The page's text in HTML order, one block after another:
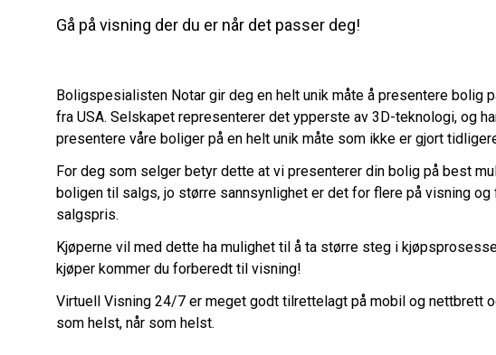
Gå på visning der du er når det passer deg!
Boligspesialisten Notar gir deg en helt unik måte å presentere bolig
fra USA. Selskapet representerer det ypperste av 3D-teknologi, og
presentere våre boliger på en helt unik måte som ikke er gjort
For deg som selger betyr dette at vi presenterer din bolig på best
boligen til salgs, jo større sannsynlighet er det for flere på visning og
salgspris.
Kjøperne vil med dette ha mulighet til å ta større steg i
kjøper kommer du forberedt til visning!
Virtuell Visning 24/7 er meget godt tilrettelagt på mobil og nettbrett
som helst, når som helst.